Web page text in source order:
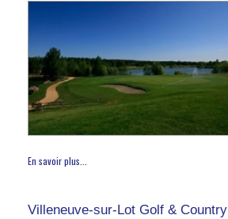
En savoir plus...
Villeneuve-sur-Lot Golf & Country